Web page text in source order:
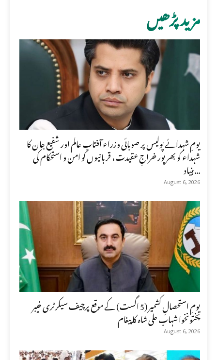
مزید پڑھیں
یومِ شہدائے پولیس پر صوبائی وزراء آفتاب عالم اور شفیع جان کا
شہداء کو بھرپور خراجِ عقیدت، قربانیوں کو امن و استحکام کی
بنیاد...
August 6, 2026
یومِ استحصالِ کشمیر (5 اگست) کے موقع پرچیف سیکرٹری خیبر
پختونخوا شہاب علی شاہ کا پیغام
August 6, 2026